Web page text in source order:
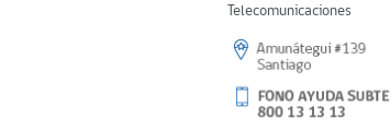
Telecomunicaciones